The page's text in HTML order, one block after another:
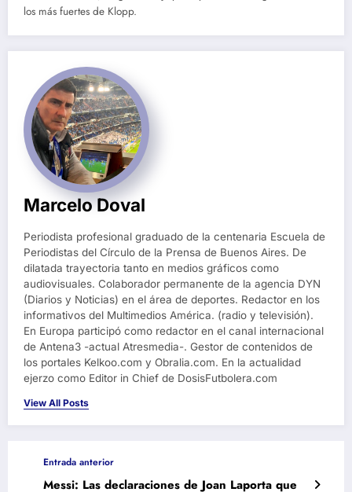
los más fuertes de Klopp.
Marcelo Doval
Periodista profesional graduado de la centenaria Escuela de
Periodistas del Círculo de la Prensa de Buenos Aires. De
dilatada trayectoria tanto en medios gráficos como
audiovisuales. Colaborador permanente de la agencia DYN
(Diarios y Noticias) en el área de deportes. Redactor en los
informativos del Multimedios América. (radio y televisión).
En Europa participó como redactor en el canal internacional
de Antena3 -actual Atresmedia-. Gestor de contenidos de
los portales Kelkoo.com y Obralia.com. En la actualidad
ejerzo como Editor in Chief de DosisFutbolera.com
View All Posts
Entrada anterior
Messi: Las declaraciones de Joan Laporta que